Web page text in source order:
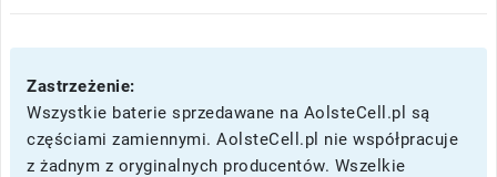
Zastrzeżenie:
Wszystkie baterie sprzedawane na AolsteCell.pl są
częściami zamiennymi. AolsteCell.pl nie współpracuje
z żadnym z oryginalnych producentów. Wszelkie